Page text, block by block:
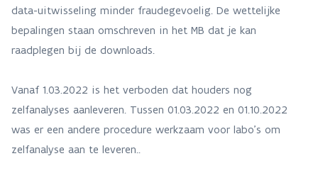
data-uitwisseling minder fraudegevoelig. De wettelijke
bepalingen staan omschreven in het MB dat je kan
raadplegen bij de downloads.
Vanaf 1.03.2022 is het verboden dat houders nog
zelfanalyses aanleveren. Tussen 01.03.2022 en 01.10.2022
was er een andere procedure werkzaam voor labo's om
zelfanalyse aan te leveren..